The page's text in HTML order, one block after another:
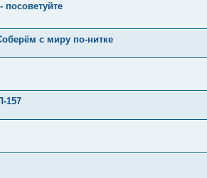
посоветуйте
с миру по-нитке
157